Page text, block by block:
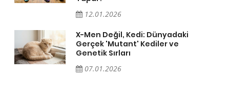
12.01.2026
X-Men Değil, Kedi: Dünyadaki
Gerçek 'Mutant' Kediler ve
Genetik Sırları
07.01.2026